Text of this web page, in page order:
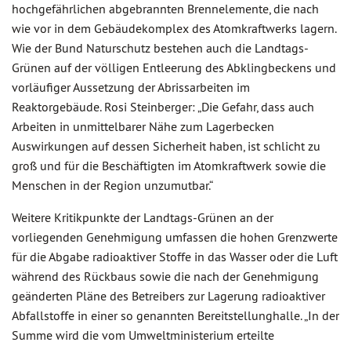
hochgefährlichen abgebrannten Brennelemente, die nach
wie vor in dem Gebäudekomplex des Atomkraftwerks lagern.
Wie der Bund Naturschutz bestehen auch die Landtags-
Grünen auf der völligen Entleerung des Abklingbeckens und
vorläufiger Aussetzung der Abrissarbeiten im
Reaktorgebäude. Rosi Steinberger: „Die Gefahr, dass auch
Arbeiten in unmittelbarer Nähe zum Lagerbecken
Auswirkungen auf dessen Sicherheit haben, ist schlicht zu
groß und für die Beschäftigten im Atomkraftwerk sowie die
Menschen in der Region unzumutbar.“
Weitere Kritikpunkte der Landtags-Grünen an der
vorliegenden Genehmigung umfassen die hohen Grenzwerte
für die Abgabe radioaktiver Stoffe in das Wasser oder die Luft
während des Rückbaus sowie die nach der Genehmigung
geänderten Pläne des Betreibers zur Lagerung radioaktiver
Abfallstoffe in einer so genannten Bereitstellunghalle. „In der
Summe wird die vom Umweltministerium erteilte